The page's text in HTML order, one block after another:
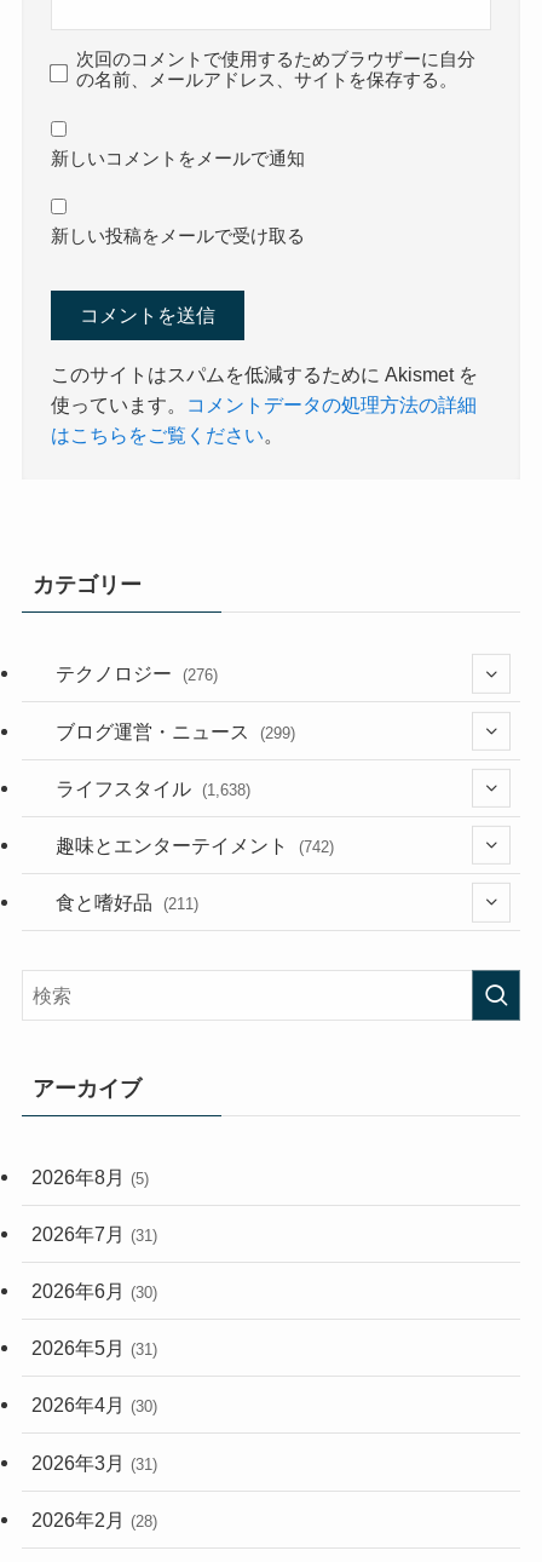
次回のコメントで使用するためブラウザーに自分
の名前、メールアドレス、サイトを保存する。
新しいコメントをメールで通知
新しい投稿をメールで受け取る
このサイトはスパムを低減するために Akismet を
使っています。
コメントデータの処理方法の詳細
はこちらをご覧ください。
カテゴリー
テクノロジー (276)
(36)
(187)
ブログ運営・ニュース (299)
(118)
(181)
ライフスタイル (1,638)
(394)
(282)
(33)
(248)
趣味とエンターテイメント (742)
(56)
食と嗜好品 (211)
アーカイブ
2026年8月 (5)
2026年7月 (31)
2026年6月 (30)
2026年5月 (31)
2026年4月 (30)
2026年3月 (31)
2026年2月 (28)